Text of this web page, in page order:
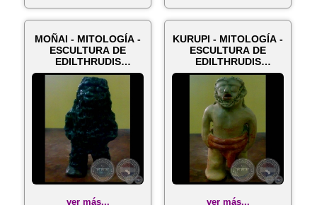
MOÑAI - MITOLOGÍA -
ESCULTURA DE
EDILTHRUDIS
NOGUERA
ver más...
KURUPI - MITOLOGÍA -
ESCULTURA DE
EDILTHRUDIS
NOGUERA
ver más...